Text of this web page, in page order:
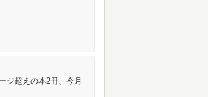
ジ超えの本2冊、今月